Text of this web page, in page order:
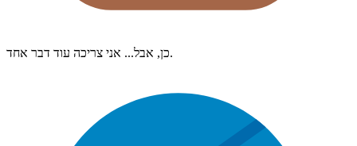
כן, אבל... אני צריכה עוד דבר אחד.